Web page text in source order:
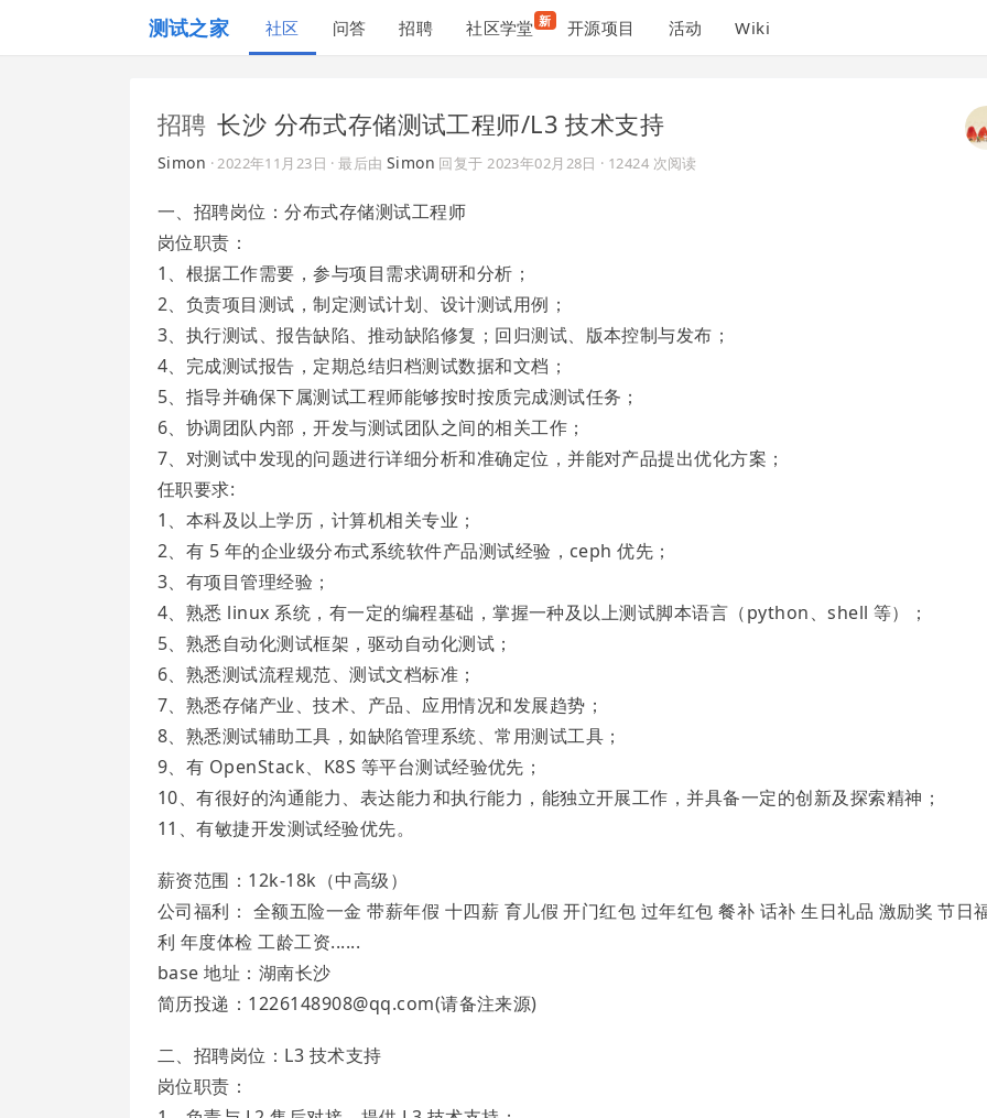
测试之家 社区 问答 招聘 社区学堂 新 开源项目 活动 Wiki
招聘 长沙 分布式存储测试工程师/L3 技术支持
Simon ·2022年11月23日 · 最后由 Simon 回复于2023年02月28日 · 12424 次阅读
一、招聘岗位：分布式存储测试工程师
岗位职责：
1、根据工作需要，参与项目需求调研和分析；
2、负责项目测试，制定测试计划、设计测试用例；
3、执行测试、报告缺陷、推动缺陷修复；回归测试、版本控制与发布；
4、完成测试报告，定期总结归档测试数据和文档；
5、指导并确保下属测试工程师能够按时按质完成测试任务；
6、协调团队内部，开发与测试团队之间的相关工作；
7、对测试中发现的问题进行详细分析和准确定位，并能对产品提出优化方案；
任职要求:
1、本科及以上学历，计算机相关专业；
2、有 5 年的企业级分布式系统软件产品测试经验，ceph 优先；
3、有项目管理经验；
4、熟悉 linux 系统，有一定的编程基础，掌握一种及以上测试脚本语言（python、shell 等）；
5、熟悉自动化测试框架，驱动自动化测试；
6、熟悉测试流程规范、测试文档标准；
7、熟悉存储产业、技术、产品、应用情况和发展趋势；
8、熟悉测试辅助工具，如缺陷管理系统、常用测试工具；
9、有 OpenStack、K8S 等平台测试经验优先；
10、有很好的沟通能力、表达能力和执行能力，能独立开展工作，并具备一定的创新及探索精神；
11、有敏捷开发测试经验优先。
薪资范围：12k-18k（中高级）
公司福利： 全额五险一金 带薪年假 十四薪 育儿假 开门红包 过年红包 餐补 话补 生日礼品 激励奖 节日
利 年度体检 工龄工资......
base 地址：湖南长沙
简历投递：1226148908@qq.com(请备注来源)
二、招聘岗位：L3 技术支持
岗位职责：